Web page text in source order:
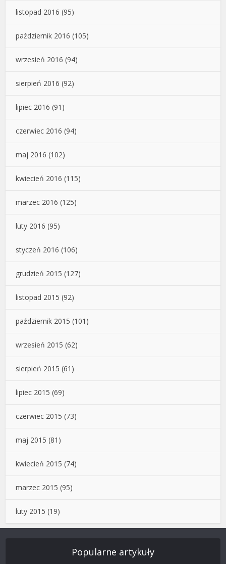
listopad 2016 (95)
październik 2016 (105)
wrzesień 2016 (94)
sierpień 2016 (92)
lipiec 2016 (91)
czerwiec 2016 (94)
maj 2016 (102)
kwiecień 2016 (115)
marzec 2016 (125)
luty 2016 (95)
styczeń 2016 (106)
grudzień 2015 (127)
listopad 2015 (92)
październik 2015 (101)
wrzesień 2015 (62)
sierpień 2015 (61)
lipiec 2015 (69)
czerwiec 2015 (73)
maj 2015 (81)
kwiecień 2015 (74)
marzec 2015 (95)
luty 2015 (19)
Popularne artykuły